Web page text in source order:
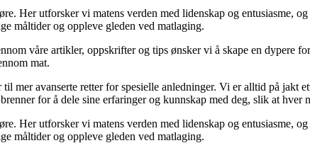
Her utforsker vi matens verden med lidenskap og entusiasme,
måltider og oppleve gleden ved matlaging.
våre artikler, oppskrifter og tips ønsker vi å skape en dypere
mat.
avanserte retter for spesielle anledninger. Vi er alltid på jakt
for å dele sine erfaringer og kunnskap med deg, slik at hver
Her utforsker vi matens verden med lidenskap og entusiasme,
måltider og oppleve gleden ved matlaging.